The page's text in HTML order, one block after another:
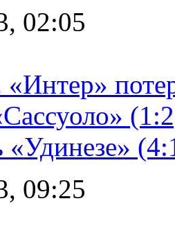
02:05
«Удинезе»
09:25